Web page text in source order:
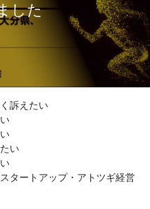
訴えたい
い
タートアップ・アトツギ経営